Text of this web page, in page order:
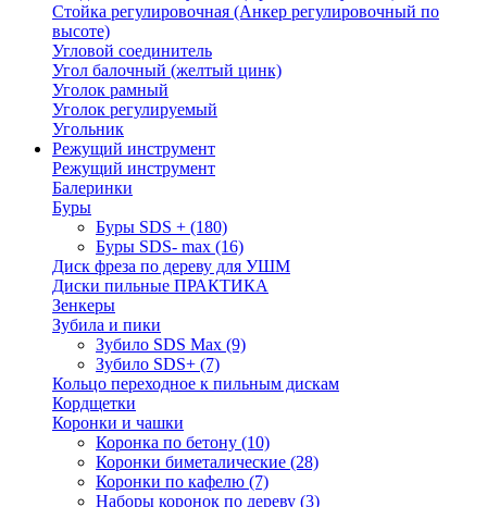
Стойка регулировочная (Анкер регулировочный по
высоте)
Угловой соединитель
Угол балочный (желтый цинк)
Уголок рамный
Уголок регулируемый
Угольник
Режущий инструмент
Режущий инструмент
Балеринки
Буры
Буры SDS + (180)
Буры SDS- max (16)
Диск фреза по дереву для УШМ
Диски пильные ПРАКТИКА
Зенкеры
Зубила и пики
Зубило SDS Max (9)
Зубило SDS+ (7)
Кольцо переходное к пильным дискам
Кордщетки
Коронки и чашки
Коронка по бетону (10)
Коронки биметалические (28)
Коронки по кафелю (7)
Наборы коронок по дереву (3)